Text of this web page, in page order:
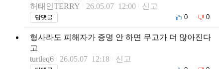
허태인TERRY
26.05.07 12:00 신고
답댓글 0 0
형사라도 피해자가 증명 안 하면 무고가 더 많아진다
고
turtleq6
26.05.07 12:18 신고